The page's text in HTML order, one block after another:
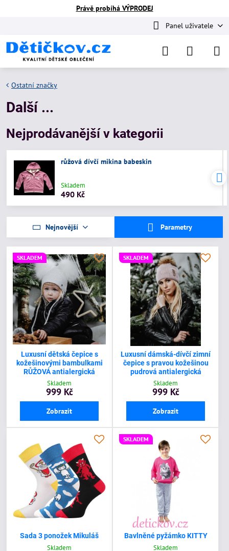
Právě probíhá VÝPRODEJ
Panel uživatele
Ostatní značky
Další ...
Nejprodávanější v kategorii
růžová dívčí mikina babeskin
Skladem
490 Kč
Nejnovější Parametry
SKLADEM
Luxusní dětská čepice s
kožešinovými bambulkami
RŮŽOVÁ antialergická
Skladem
999 Kč
Zobrazit
SKLADEM
Luxusní dámská-dívčí zimní
čepice s pravou kožešinou
pudrová antialergická
Skladem
999 Kč
Zobrazit
Sada 3 ponožek Mikuláš
Skladem
SKLADEM
Bavlněné pyžámko KITTY
Skladem